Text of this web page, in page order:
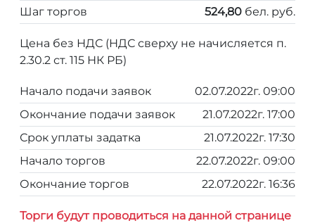
Шаг торгов 524,80 бел. руб.
Цена без НДС (НДС сверху не начисляется п.
2.30.2 ст. 115 НК РБ)
Начало подачи заявок
02.07.2022г. 09:00
Окончание подачи заявок
21.07.2022г. 17:00
Срок уплаты задатка
21.07.2022г. 17:30
Начало торгов
22.07.2022г. 09:00
Окончание торгов
22.07.2022г. 16:36
Торги будут проводиться на данной странице